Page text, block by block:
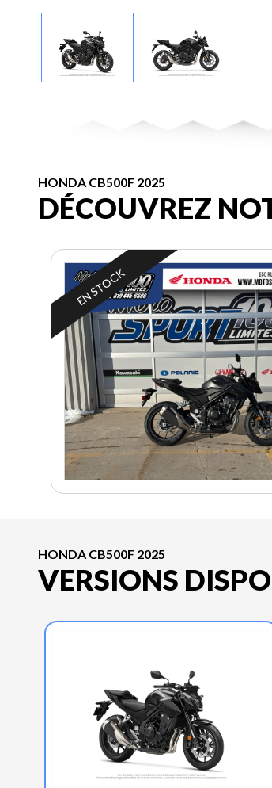
HONDA CB500F 2025
DÉCOUVREZ
EN STOCK
HONDA CB500F 2025
VERSIONS